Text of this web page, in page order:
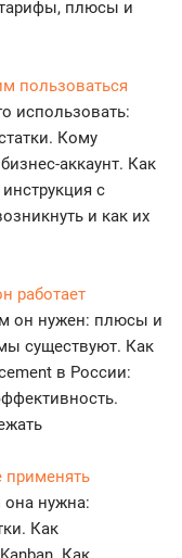
плюсы и
пользоваться
использовать:
Кому
аккаунт. Как
с
и как их
работает
он нужен: плюсы и
существуют. Как
в России:
применять
она нужна:
Как